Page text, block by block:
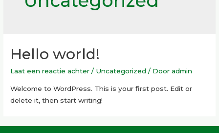
Hello world!
Laat een reactie achter / Uncategorized / Dooradmin
Welcome to WordPress. This is your first post. Edit or
delete it, then start writing!